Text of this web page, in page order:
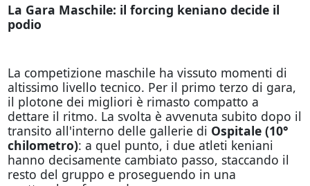
La Gara Maschile: il forcing keniano decide il
podio
La competizione maschile ha vissuto momenti di
altissimo livello tecnico. Per il primo terzo di gara,
il plotone dei migliori è rimasto compatto a
dettare il ritmo. La svolta è avvenuta subito dopo il
transito all'interno delle gallerie di Ospitale (10°
chilometro): a quel punto, i due atleti keniani
hanno decisamente cambiato passo, staccando il
resto del gruppo e proseguendo in una